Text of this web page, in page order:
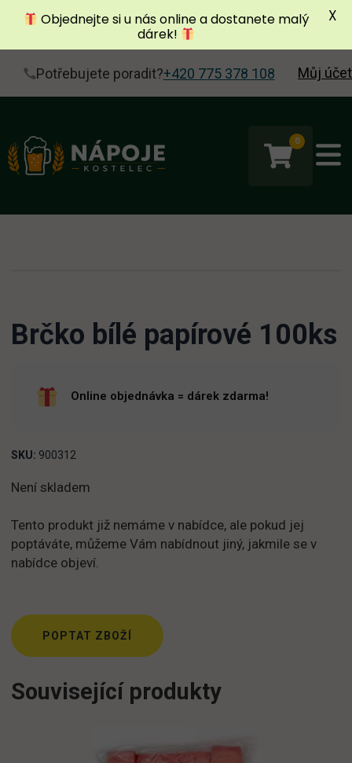
Potřebujete poradit?+420 775 378 108 Můj účet
0
Brčko bílé papírové 100ks
Online objednávka = dárek zdarma!
SKU: 900312
Není skladem
Tento produkt již nemáme v nabídce, ale pokud jej
poptáváte, můžeme Vám nabídnout jiný, jakmile se v
nabídce objeví.
POPTAT ZBOŽÍ
Související produkty
Objednejte si u nás online a dostanete malý
dárek!
X